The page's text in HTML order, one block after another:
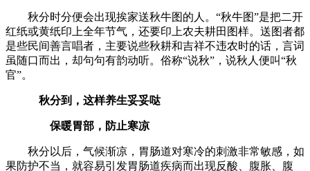
秋分时分便会出现挨家送秋牛图的人。“秋牛图”是把二开
红纸或黄纸印上全年节气，还要印上农夫耕田图样。送图者都
是些民间善言唱者，主要说些秋耕和吉祥不违农时的话，言词
虽随口而出，却句句有韵动听。俗称“说秋”，说秋人便叫“秋
官”。
秋分到，这样养生妥妥哒
保暖胃部，防止寒凉
秋分以后，气候渐凉，胃肠道对寒冷的刺激非常敏感，如
果防护不当，就容易引发胃肠道疾病而出现反酸、腹胀、腹